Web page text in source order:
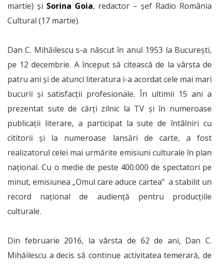
martie) și Sorina Goia, redactor – șef Radio România
Cultural (17 martie).
Dan C. Mihăilescu s-a născut în anul 1953 la București,
pe 12 decembrie. A început să citească de la vârsta de
patru ani și de atunci literatura i-a acordat cele mai mari
bucurii și satisfacții profesionale. În ultimii 15 ani a
prezentat sute de cărți zilnic la TV și în numeroase
publicații literare, a participat la sute de întâlniri cu
cititorii și la numeroase lansări de carte, a fost
realizatorul celei mai urmărite emisiuni culturale în plan
național. Cu o medie de peste 400.000 de spectatori pe
minut, emisiunea „Omul care aduce cartea” a stabilit un
record național de audiență pentru producțiile
culturale.
Din februarie 2016, la vârsta de 62 de ani, Dan C.
Mihăilescu a decis să continue activitatea temerară, de